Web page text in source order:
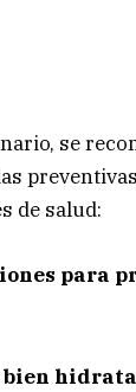
se
de salud:
para
bien